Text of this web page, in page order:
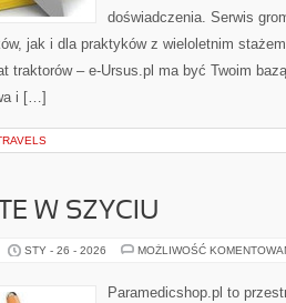
doświadczenia. Serwis
jak i dla praktyków z wieloletnim
traktorów – e-Ursus.pl ma być Twoim
i […]
W SZYCIU
STY - 26 - 2026 MOŻLIWOŚĆ
Paramedicshop.pl to